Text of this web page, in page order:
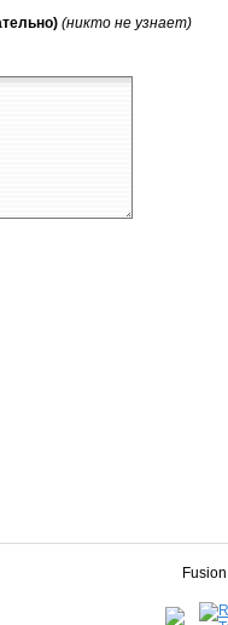
(никто не узнает)